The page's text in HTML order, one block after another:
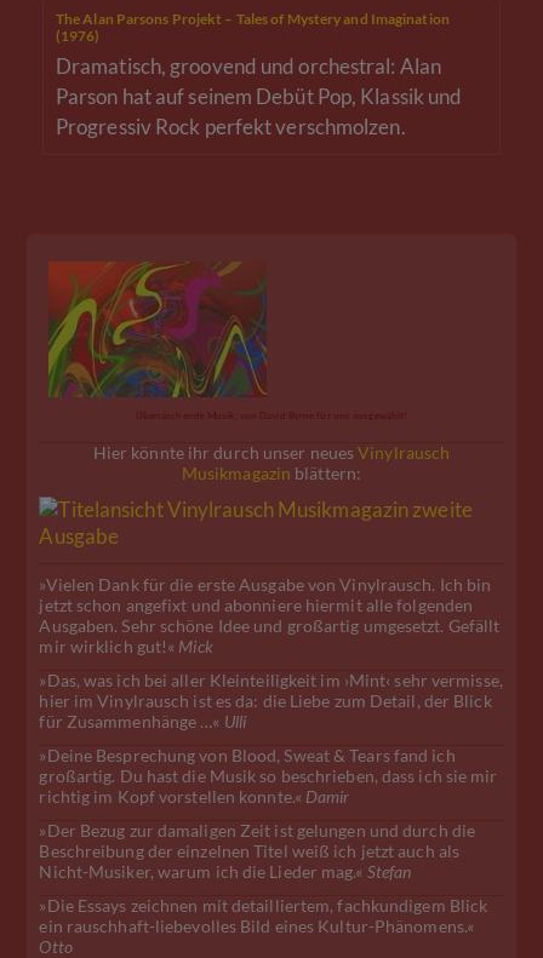
The Alan Parsons Projekt – Tales of Mystery and Imagination
(1976)
Dramatisch, groovend und orchestral: Alan
Parson hat auf seinem Debüt Pop, Klassik und
Progressiv Rock perfekt verschmolzen.
Überraschende Musik, von David Byrne für uns ausgewählt!
Hier könnte ihr durch unser neuesVinylrausch
Musikmagazin blättern:
»Vielen Dank für die erste Ausgabe von Vinylrausch. Ich bin
jetzt schon angefixt und abonniere hiermit alle folgenden
Ausgaben. Sehr schöne Idee und großartig umgesetzt. Gefällt
mir wirklich gut!« Mick
»Das, was ich bei aller Kleinteiligkeit im ›Mint‹ sehr vermisse,
hier im Vinylrausch ist es da: die Liebe zum Detail, der Blick
für Zusammenhänge …« Ulli
»Deine Besprechung von Blood, Sweat & Tears fand ich
großartig. Du hast die Musik so beschrieben, dass ich sie mir
richtig im Kopf vorstellen konnte.« Damir
»Der Bezug zur damaligen Zeit ist gelungen und durch die
Beschreibung der einzelnen Titel weiß ich jetzt auch als
Nicht-Musiker, warum ich die Lieder mag.« Stefan
»Die Essays zeichnen mit detailliertem, fachkundigem Blick
ein rauschhaft-liebevolles Bild eines Kultur-Phänomens.«
Otto